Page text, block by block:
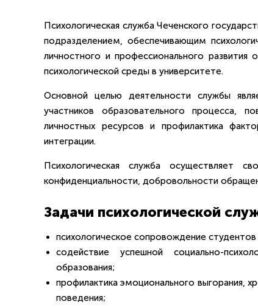
Психологическая служба Чеченского
подразделением, обеспечивающим
личностного и профессионального
психологической среды в университете.
Основной целью деятельности службы
участников образовательного процесса,
личностных ресурсов и профилактика
интеграции.
Психологическая служба осуществляет
конфиденциальности, добровольности
Задачи психологической
психологическое сопровождение
содействие успешной социально-
образования;
профилактика эмоционального выгорания,
поведения;